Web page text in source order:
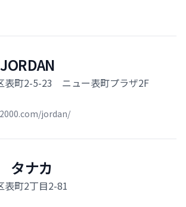
表町2-5-23 ニュー表町プラザ2F
jordan/
タナカ
表町2丁目2-81